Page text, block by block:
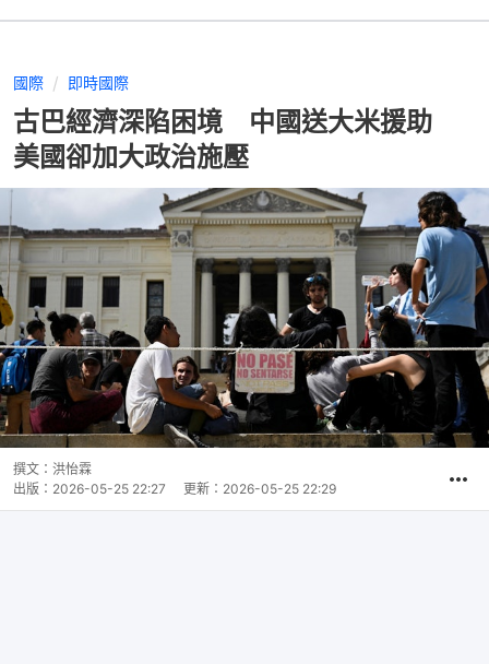
國際 即時國際
古巴經濟深陷困境 中國送大米援助
美國卻加大政治施壓
撰文： 洪怡霖
出版： 2026-05-25 22:27 更新： 2026-05-25 22:29